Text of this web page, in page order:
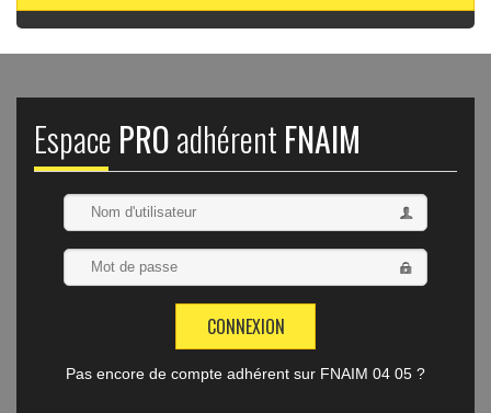
Espace PROadhérent FNAIM
Pas encore de compte adhérent sur FNAIM 04 05 ?